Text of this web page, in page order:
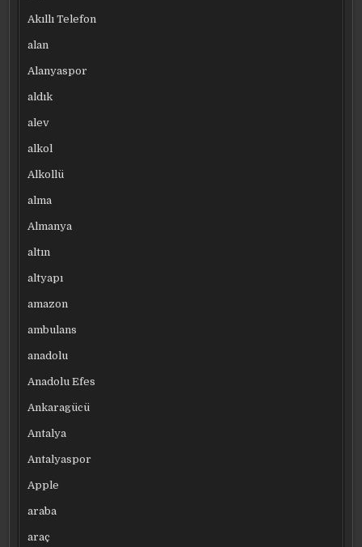
Akıllı Telefon
alan
Alanyaspor
aldık
alev
alkol
Alkollü
alma
Almanya
altın
altyapı
amazon
ambulans
anadolu
Anadolu Efes
Ankaragücü
Antalya
Antalyaspor
Apple
araba
araç